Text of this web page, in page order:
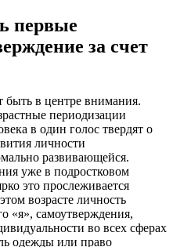
первые
за счет
быть в центре внимания.
периодизации
в один голос твердят о
личности
развивающейся.
уже в подростковом
это прослеживается
возрасте личность
«я», самоутверждения,
во всех сферах
одежды или право